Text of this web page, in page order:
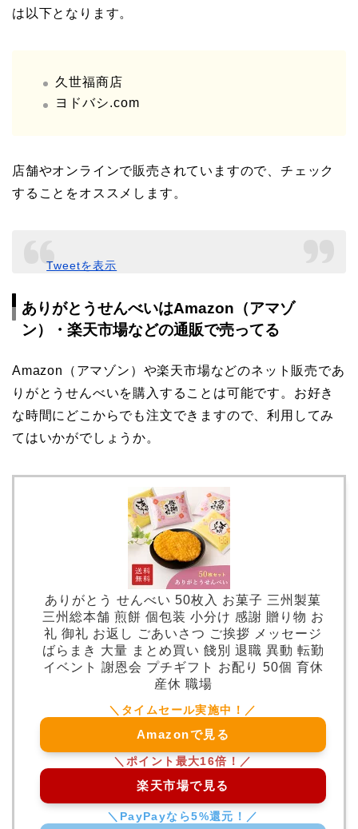
は以下となります。
久世福商店
ヨドバシ.com
店舗やオンラインで販売されていますので、チェック
することをオススメします。
Tweetを表示
ありがとうせんべいはAmazon（アマゾ
ン）・楽天市場などの通販で売ってる
Amazon（アマゾン）や楽天市場などのネット販売であ
りがとうせんべいを購入することは可能です。お好き
な時間にどこからでも注文できますので、利用してみ
てはいかがでしょうか。
ありがとう せんべい 50枚入 お菓子 三州製菓
三州総本舗 煎餅 個包装 小分け 感謝 贈り物 お
礼 御礼 お返し ごあいさつ ご挨拶 メッセージ
ばらまき 大量 まとめ買い 餞別 退職 異動 転勤
イベント 謝恩会 プチギフト お配り 50個 育休
産休 職場
Amazonで見る
楽天市場で見る